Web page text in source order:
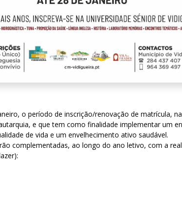
o período de inscrição/renovação de matrícula,
e que tem como finalidade implementar um
de vida e um envelhecimento ativo saudável.
complementadas, ao longo do ano letivo, com a